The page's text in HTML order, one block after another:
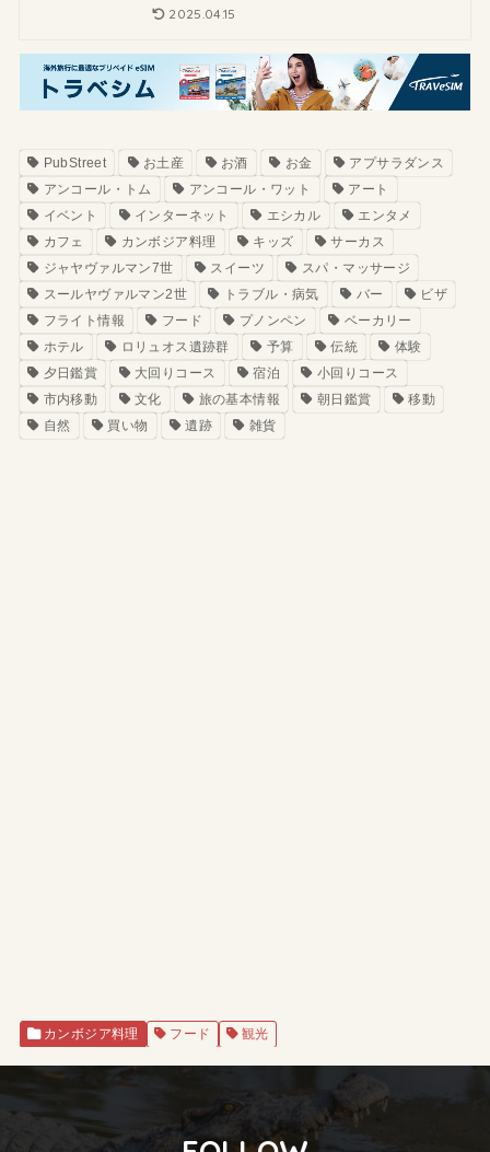
2025.04.15
PubStreet お土産 お酒 お金
アプサラダンス
アンコール・トム
アンコール・ワット
アート
イベント
インターネット エシカル
エンタメ
カフェ
カンボジア料理 キッズ
サーカス
ジャヤヴァルマン7世
スイーツ
スパ・マッサージ
スールヤヴァルマン2世
トラブル・病気 バー
ビザ
フライト情報
フード プノンペン
ベーカリー
ホテル
ロリュオス遺跡群 予算 伝統
体験
夕日鑑賞
大回りコース 宿泊
小回りコース
市内移動
文化 旅の基本情報 朝日鑑賞
移動
自然
買い物 遺跡 雑貨
カンボジア料理 フード 観光